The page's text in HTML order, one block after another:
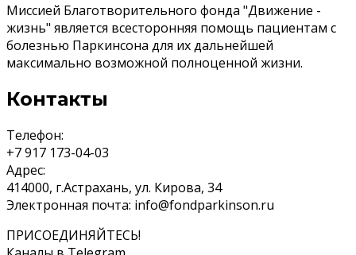
Миссией Благотворительного фонда "Движение -
жизнь" является всесторонняя помощь пациентам с
болезнью Паркинсона для их дальнейшей
максимально возможной полноценной жизни.
Контакты
Телефон:
+7 917 173-04-03
Адрес:
414000, г.Астрахань, ул. Кирова, 34
Электронная почта: info@fondparkinson.ru
ПРИСОЕДИНЯЙТЕСЬ!